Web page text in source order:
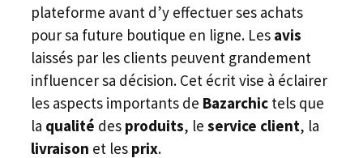
plateforme avant d’y effectuer ses achats
pour sa future boutique en ligne. Les avis
laissés par les clients peuvent grandement
influencer sa décision. Cet écrit vise à éclairer
les aspects importants de Bazarchic tels que
la qualité des produits, le service client, la
livraison et les prix.